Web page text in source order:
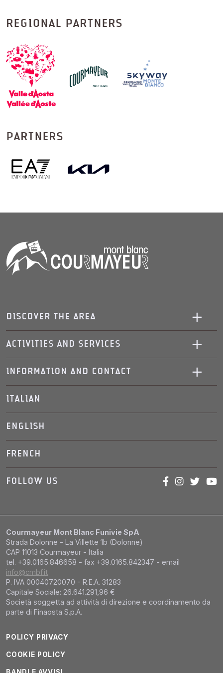
REGIONAL PARTNERS
PARTNERS
DISCOVER THE AREA
ACTIVITIES AND SERVICES
INFORMATION AND CONTACT
ITALIAN
ENGLISH
FRENCH
FOLLOW US
Courmayeur Mont Blanc Funivie SpA
Strada Dolonne - La Villette 1b (Dolonne)
CAP 11013 Courmayeur - Italia
tel. +39.0165.846658 - fax +39.0165.842347 - email
info@cmbf.it
P. IVA 00040720070 - R.E.A. 31283
Capitale Sociale: 26.641.291,96 €
Società soggetta ad attività di direzione e coordinamento da
parte di Finaosta S.p.A.
POLICY PRIVACY
COOKIE POLICY